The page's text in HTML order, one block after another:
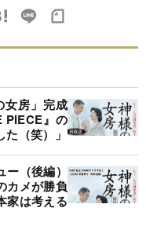
女房」完成
PIECE』の
（笑）」
（後編）
カメが勝負
家は考える